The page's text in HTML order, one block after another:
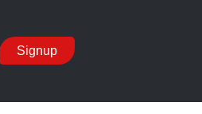
Signup